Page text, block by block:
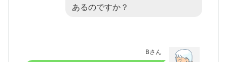
あるのですか？
Bさん